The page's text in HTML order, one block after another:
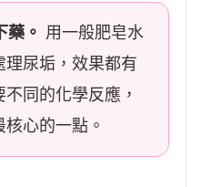
藥。 用一般肥皂水
理尿垢，效果都有
同的化學反應，
心的一點。